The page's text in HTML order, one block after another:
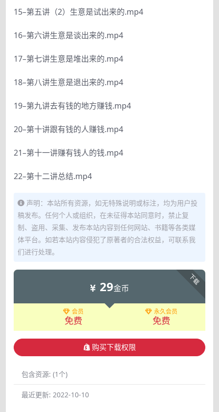
15–第五讲（2）生意是试出来的.mp4
16–第六讲生意是谈出来的.mp4
17–第七讲生意是堆出来的.mp4
18–第八讲生意是退出来的.mp4
19–第九讲去有钱的地方赚钱.mp4
20–第十讲跟有钱的人赚钱.mp4
21–第十一讲赚有钱人的钱.mp4
22–第十二讲总结.mp4
声明：本站所有资源，如无特殊说明或标注，均为用户投
稿发布。任何个人或组织，在未征得本站同意时，禁止复
制、盗用、采集、发布本站内容到任何网站、书籍等各类媒
体平台。如若本站内容侵犯了原著者的合法权益，可联系我
们进行处理。
下载
29金币
会员
免费
永久会员
免费
购买下载权限
包含资源: (1个)
最近更新: 2022-10-10